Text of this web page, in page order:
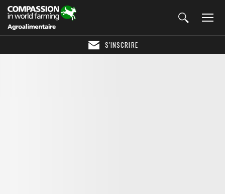
S'INSCRIRE